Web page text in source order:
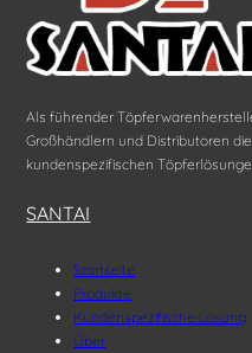
Als führender
Großhändlern und Distributoren
kundenspezifischen
SANTAI
Startseite
Produkte
Kundenspezifische Lösung
Über